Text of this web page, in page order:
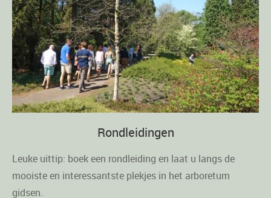
Rondleidingen
Leuke uittip: boek een rondleiding en laat u langs de
mooiste en interessantste plekjes in het arboretum
gidsen.